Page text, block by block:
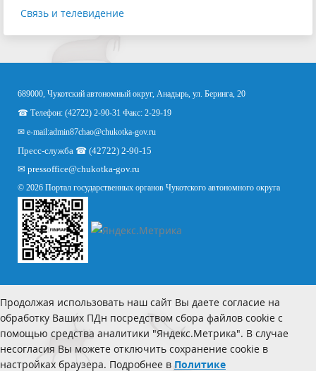
Связь и телевидение
689000, Чукотский автономный округ, Анадырь, ул. Беринга, 20
☎ Телефон: (42722) 2-90-31 Факс: 2-29-19
✉ e-mail:admin87chao@chukotka-gov.ru
Пресс-служба ☎ (42722) 2-90-15
✉ pressoffice@chukotka-gov.ru
© 2026 Портал государственных органов Чукотского автономного округа
Продолжая использовать наш сайт Вы даете согласие на
обработку Ваших ПДн посредством сбора файлов cookie с
помощью средства аналитики "Яндекс.Метрика". В случае
несогласия Вы можете отключить сохранение cookie в
настройках браузера. Подробнее в Политике